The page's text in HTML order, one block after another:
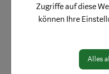
Amtswege
MitarbeiterInnen
Zugriffe auf diese
können Ihre
Alles